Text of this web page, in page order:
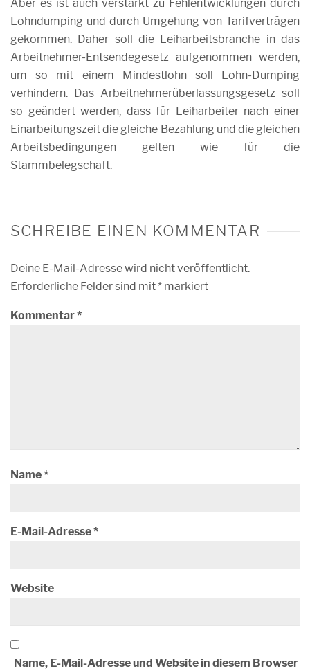
Aber es ist auch verstärkt zu Fehlentwicklungen durch
Lohndumping und durch Umgehung von Tarifverträgen
gekommen. Daher soll die Leiharbeitsbranche in das
Arbeitnehmer-Entsendegesetz aufgenommen werden,
um so mit einem Mindestlohn soll Lohn-Dumping
verhindern. Das Arbeitnehmerüberlassungsgesetz soll
so geändert werden, dass für Leiharbeiter nach einer
Einarbeitungszeit die gleiche Bezahlung und die gleichen
Arbeitsbedingungen gelten wie für die
Stammbelegschaft.
SCHREIBE EINEN KOMMENTAR
Deine E-Mail-Adresse wird nicht veröffentlicht.
Erforderliche Felder sind mit* markiert
Kommentar*
Name*
E-Mail-Adresse*
Website
Name, E-Mail-Adresse und Website in diesem Browser